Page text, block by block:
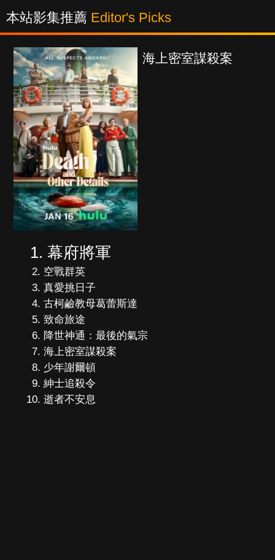
本站影集推薦 Editor's Picks
海上密室謀殺案
幕府將軍
空戰群英
真愛挑日子
古柯鹼教母葛蕾斯達
致命旅途
降世神通：最後的氣宗
海上密室謀殺案
少年謝爾頓
紳士追殺令
逝者不安息